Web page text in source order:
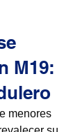
M19:
menores